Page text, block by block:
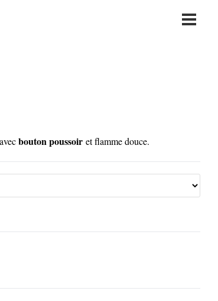
Main
bouton poussoiret flamme douce.